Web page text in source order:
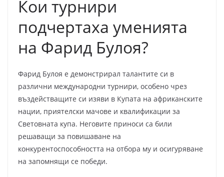
Кои турнири
подчертаха уменията
на Фарид Булоя?
Фарид Булоя е демонстрирал талантите си в
различни международни турнири, особено чрез
въздействащите си изяви в Купата на африканските
нации, приятелски мачове и квалификации за
Световната купа. Неговите приноси са били
решаващи за повишаване на
конкурентоспособността на отбора му и осигуряване
на запомнящи се победи.